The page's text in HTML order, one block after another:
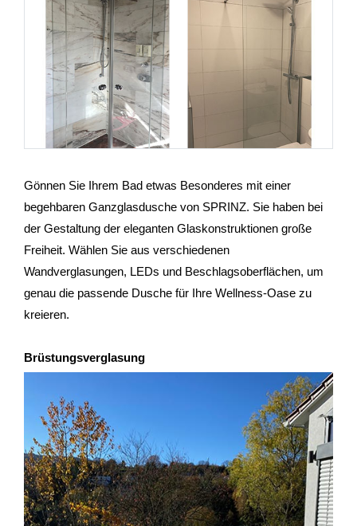
Gönnen Sie Ihrem Bad etwas Besonderes mit einer
begehbaren Ganzglasdusche von SPRINZ. Sie haben bei
der Gestaltung der eleganten Glaskonstruktionen große
Freiheit. Wählen Sie aus verschiedenen
Wandverglasungen, LEDs und Beschlagsoberflächen, um
genau die passende Dusche für Ihre Wellness-Oase zu
kreieren.
Brüstungsverglasung